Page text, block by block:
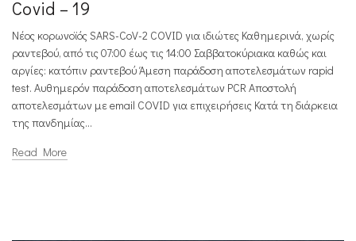
Covid – 19
Νέος κορωνοϊός SARS-CoV-2 COVID για ιδιώτες Καθημερινά, χωρίς
ραντεβού, από τις 07:00 έως τις 14:00 Σαββατοκύριακα καθώς και
αργίες: κατόπιν ραντεβού Άμεση παράδοση αποτελεσμάτων rapid
test. Αυθημερόν παράδοση αποτελεσμάτων PCR Αποστολή
αποτελεσμάτων με email COVID για επιχειρήσεις Κατά τη διάρκεια
της πανδημίας...
Read More